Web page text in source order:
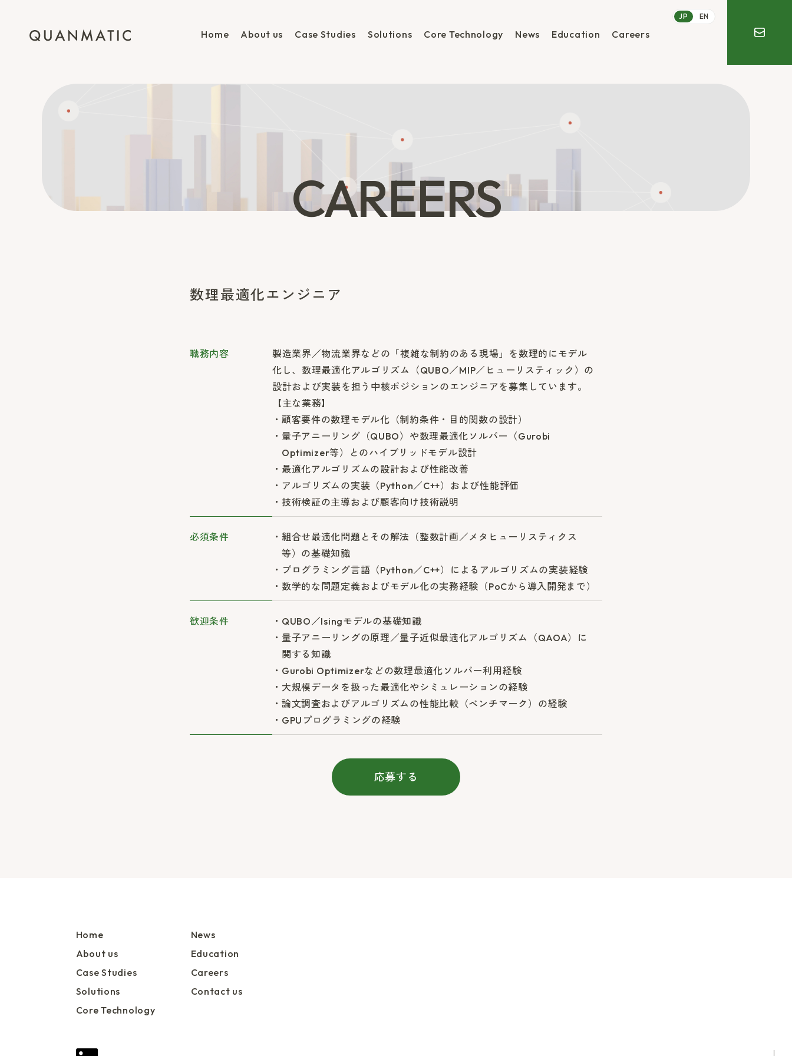
Home About us Case Studies Solutions Core Technology News Education Careers
JP EN
CAREERS
数理最適化エンジニア
職務内容
製造業界／物流業界などの「複雑な制約のある現場」を数理的にモデル
化し、数理最適化アルゴリズム（QUBO／MIP／ヒューリスティック）の
設計および実装を担う中核ポジションのエンジニアを募集しています。
【主な業務】
顧客要件の数理モデル化（制約条件・目的関数の設計）
量子アニーリング（QUBO）や数理最適化ソルバー（Gurobi
Optimizer等）とのハイブリッドモデル設計
最適化アルゴリズムの設計および性能改善
アルゴリズムの実装（Python／C++）および性能評価
技術検証の主導および顧客向け技術説明
必須条件
組合せ最適化問題とその解法（整数計画／メタヒューリスティクス
等）の基礎知識
プログラミング言語（Python／C++）によるアルゴリズムの実装経験
数学的な問題定義およびモデル化の実務経験（PoCから導入開発まで）
歓迎条件
QUBO／Isingモデルの基礎知識
量子アニーリングの原理／量子近似最適化アルゴリズム（QAOA）に
関する知識
Gurobi Optimizerなどの数理最適化ソルバー利用経験
大規模データを扱った最適化やシミュレーションの経験
論文調査およびアルゴリズムの性能比較（ベンチマーク）の経験
GPUプログラミングの経験
応募する
Home
About us
Case Studies
Solutions
Core Technology
News
Education
Careers
Contact us